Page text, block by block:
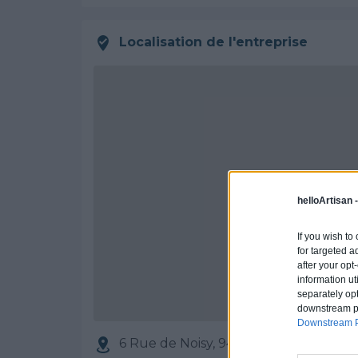
helloArtisan -
If you wish
for targeted
after your
information
separately
downstream
Downstream
Localisation de l'entreprise
6 Rue de Noisy, 94350 VILLIERS-SUR-